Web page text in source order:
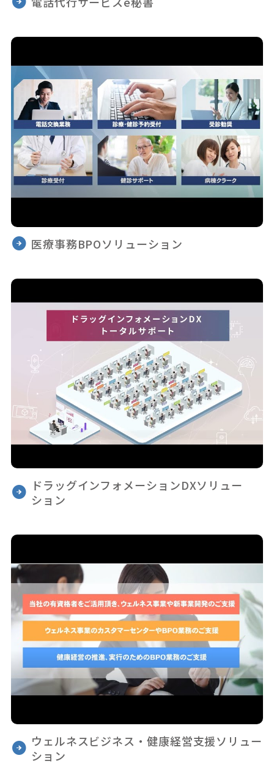
医療事務BPOソリューション
ドラッグインフォメーションDXソリュー
ション
ウェルネスビジネス・健康経営支援ソリュー
ション